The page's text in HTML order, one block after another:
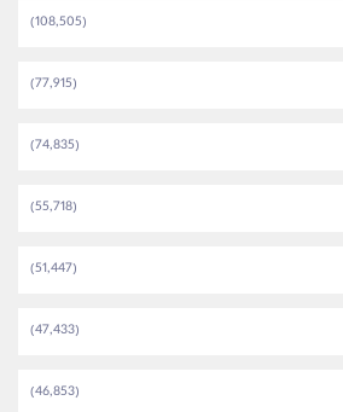
(108,505)
(77,915)
(74,835)
(55,718)
(51,447)
(47,433)
(46,853)